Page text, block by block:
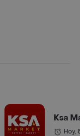
Ksa
Hoy,